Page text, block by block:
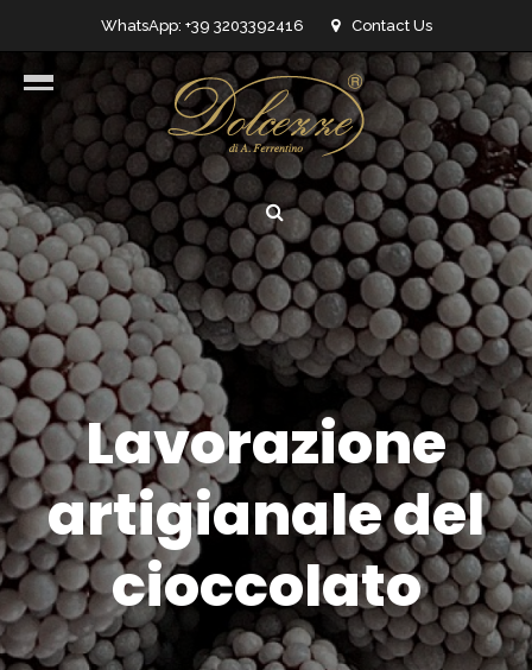
WhatsApp: +39 3203392416 Contact Us
info@dolcezzedicioccolato.it
Lavorazione
artigianale del
cioccolato